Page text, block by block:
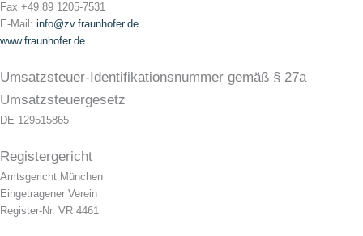
Fax +49 89 1205-7531
E-Mail: info@zv.fraunhofer.de
www.fraunhofer.de
Umsatzsteuer-Identifikationsnummer gemäß § 27a
Umsatzsteuergesetz
DE 129515865
Registergericht
Amtsgericht München
Eingetragener Verein
Register-Nr. VR 4461